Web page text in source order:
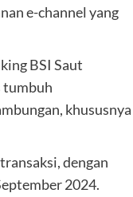
e-channel yang
BSI Saut
tumbuh
khususnya
dengan
2024.